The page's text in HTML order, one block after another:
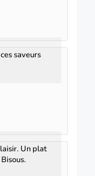
saveurs
Un plat